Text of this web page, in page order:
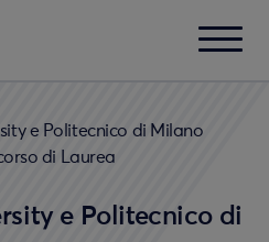
e Politecnico di Milano
di Laurea
e Politecnico di